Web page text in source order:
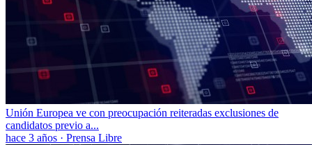
Unión Europea ve con preocupación reiteradas exclusiones de
candidatos previo a...
hace 3 años · Prensa Libre